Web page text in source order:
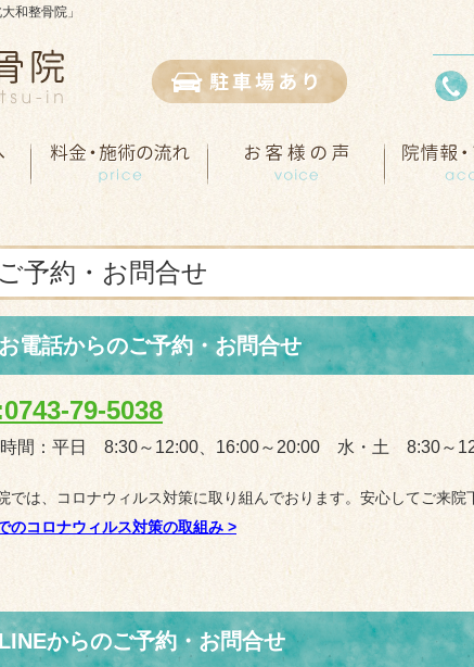
和整骨院」
ご予約・お問合せ
お電話からのご予約・お問合せ
79-5038
間：平日 8:30～12:00、16:00～20:00 水・土 8:30～
では、コロナウィルス対策に取り組んでおります。安心してご来院
のコロナウィルス対策の取組み >
LINEからのご予約・お問合せ